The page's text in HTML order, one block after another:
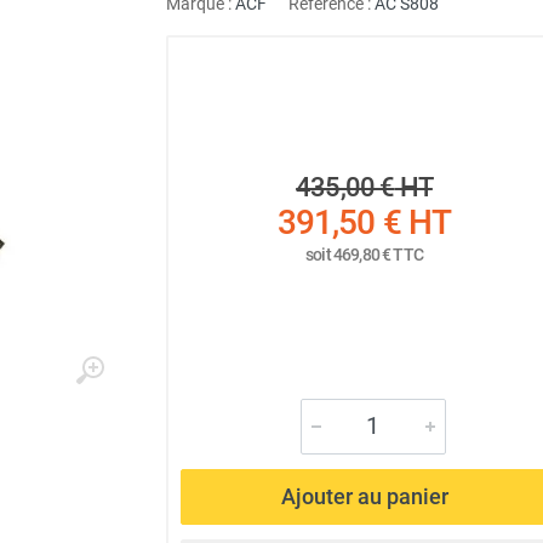
435,00 €HT
391,50 €HT
soit469,80 €TTC
Ajouter au panier